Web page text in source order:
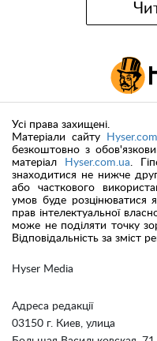
Hyser Media
Адреса редакції
03150 г. Киев, улица
Усі права захищені.
Матеріали сайту
безкоштовно з
матеріал
Hyser.com.ua .
знаходитися не нижче
або часткового
умов буде розцінюватися
прав інтелектуальної
може не поділяти точку
Відповідальність за зміст